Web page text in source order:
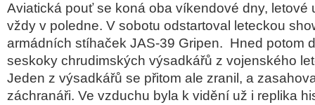
Aviatická pouť se koná oba víkendové dny, letové
vždy v poledne. V sobotu odstartoval leteckou
armádních stíhaček JAS-39 Gripen. Hned potom
seskoky chrudimských výsadkářů z vojenského
Jeden z výsadkářů se přitom ale zranil, a
záchranáři. Ve vzduchu byla k vidění už i replika